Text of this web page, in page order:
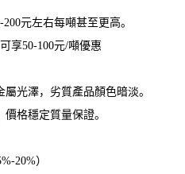
200元左右每噸甚至更高。
享50-100元/噸優惠
屬光澤，劣質產品顏色暗淡。
格穩定質量保證。
%-20%）